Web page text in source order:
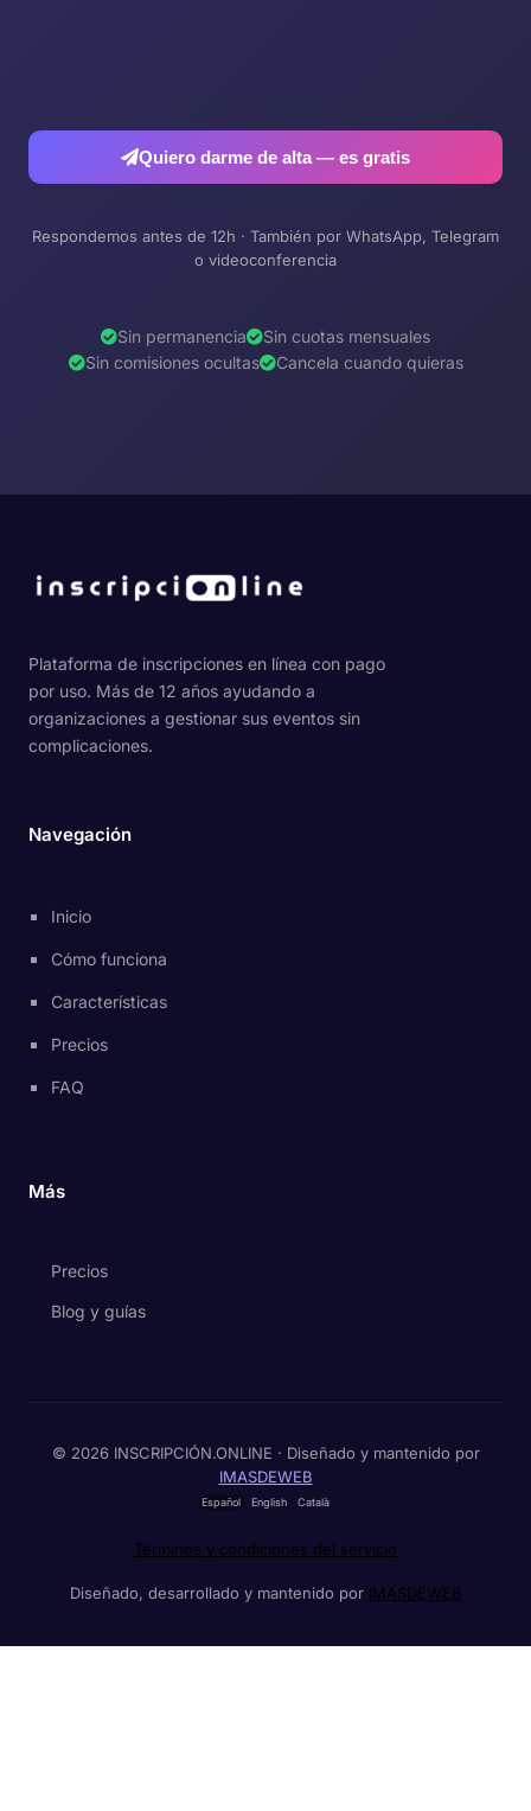
Quiero darme de alta — es gratis
Respondemos antes de 12h · También por WhatsApp, Telegram
o videoconferencia
Sin permanencia
Sin cuotas mensuales
Sin comisiones ocultas
Cancela cuando quieras
Plataforma de inscripciones en línea con pago
por uso. Más de 12 años ayudando a
organizaciones a gestionar sus eventos sin
complicaciones.
Navegación
Inicio
Cómo funciona
Características
Precios
FAQ
Más
Precios
Blog y guías
© 2026 INSCRIPCIÓN.ONLINE · Diseñado y mantenido por
IMASDEWEB
Español English Català
Términos y condiciones del servicio
Diseñado, desarrollado y mantenido por IMASDEWEB